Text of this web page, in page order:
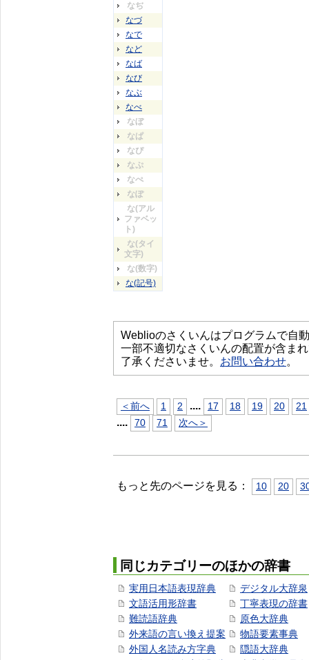
なぢ
なづ
なで
など
なば
なび
なぶ
なべ
なぼ
なぱ
なぴ
なぷ
なぺ
なぽ
な(アル
ファベッ
ト)
な(タイ
文字)
な(数字)
な(記号)
Weblioのさくいんはプログラムで自
一部不適切なさくいんの配置が含ま
了承くださいませ。 お問い合わせ。
＜前へ 1 2 .... 17 18 19 20 21
.... 70 71 次へ＞
もっと先のページを見る： 10 20
同じカテゴリーのほかの辞書
実用日本語表現辞典
文語活用形辞書
難読語辞典
外来語の言い換え提案
外国人名読み方字典
デジタル大辞泉
丁寧表現の辞書
原色大辞典
物語要素事典
隠語大辞典